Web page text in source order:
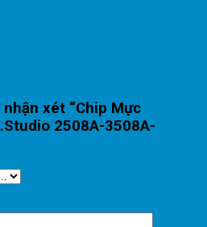
xét “Chip Mực
2508A-3508A-